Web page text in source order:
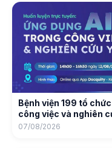
Bệnh viện 199 tổ
công việc và nghiên
07/08/2026